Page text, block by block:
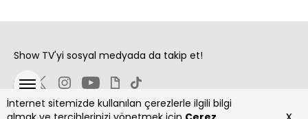
İnternet sitemizde kullanılan çerezlerle ilgili bilgi
Show TV'yi sosyal medyada da takip et!